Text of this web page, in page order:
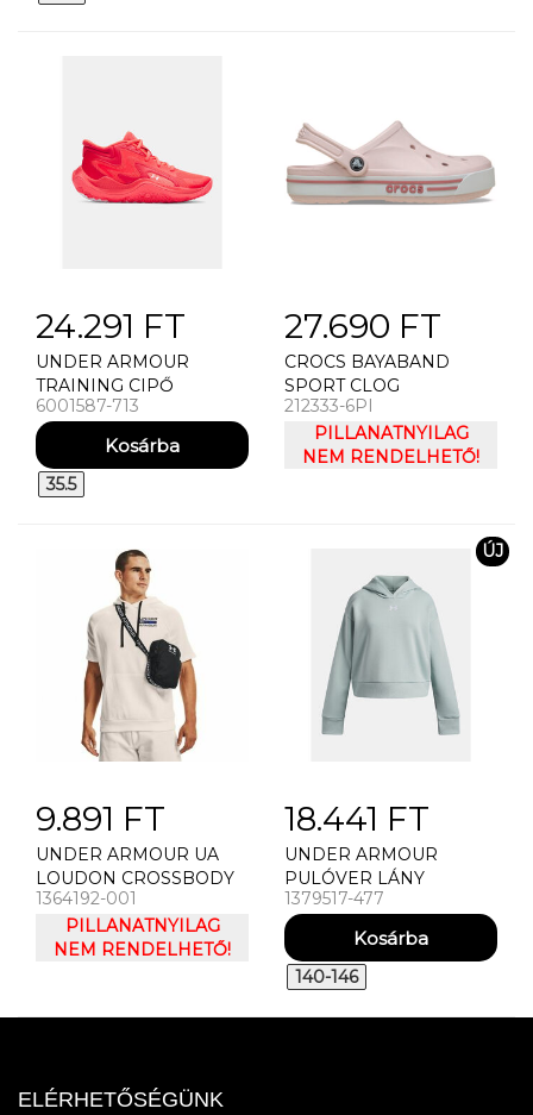
24.291 FT
UNDER ARMOUR
TRAINING CIPŐ
UNISEXOVÉ BOTY
UNDER ARMOUR UA GS
JET '25
6001587-713
35.5
27.690 FT
CROCS BAYABAND
SPORT CLOG
212333-6PI
PILLANATNYILAG
NEM RENDELHETŐ!
9.891 FT
UNDER ARMOUR UA
LOUDON CROSSBODY
OLDALTÁSKA
1364192-001
PILLANATNYILAG
NEM RENDELHETŐ!
ÚJ
18.441 FT
UNDER ARMOUR
PULÓVER LÁNY
PULÓVER UNDER
ARMOUR UA RIVAL
FLEECE HOODIE-BLU
1379517-477
140-146
ELÉRHETŐSÉGÜNK